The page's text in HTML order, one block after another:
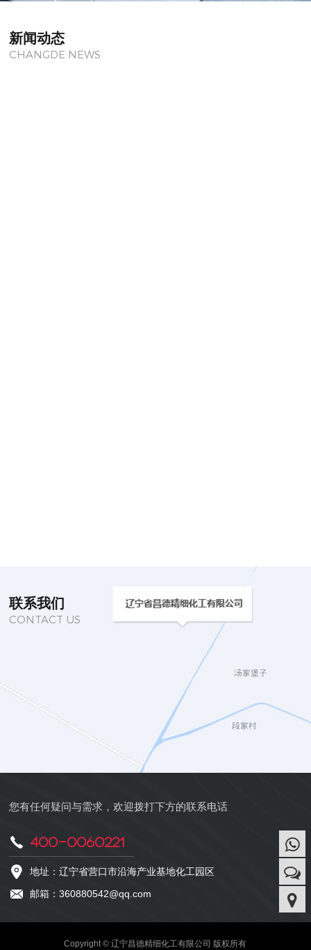
新闻动态
CHANGDE NEWS
联系我们
CONTACT US
您有任何疑问与需求，欢迎拨打下方的联系电话
400-0060221
地址：辽宁省营口市沿海产业基地化工园区
邮箱：360880542@qq.com
Copyright © 辽宁昌德精细化工有限公司 版权所有